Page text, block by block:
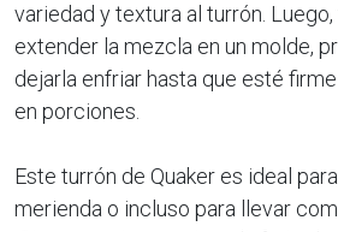
variedad y textura al turrón.
extender la mezcla en un molde,
dejarla enfriar hasta que esté
en porciones.
Este turrón de Quaker es ideal
merienda o incluso para llevar